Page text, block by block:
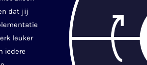
dat jij
leuker
iedere